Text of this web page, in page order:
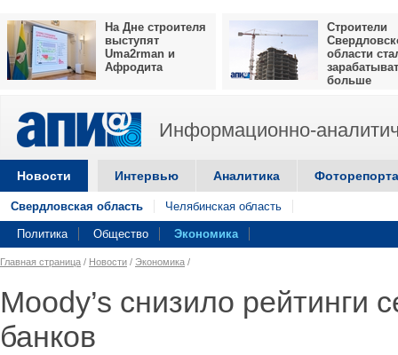
На Дне строителя
выступят
Uma2rman и
Афродита
Строители
области
больше
Информационно-
Новости Интервью Аналитика
Свердловская область Челябинская область
Политика Общество Экономика
Главная страница / Новости / Экономика /
Moody’s снизило рейтинги
банков